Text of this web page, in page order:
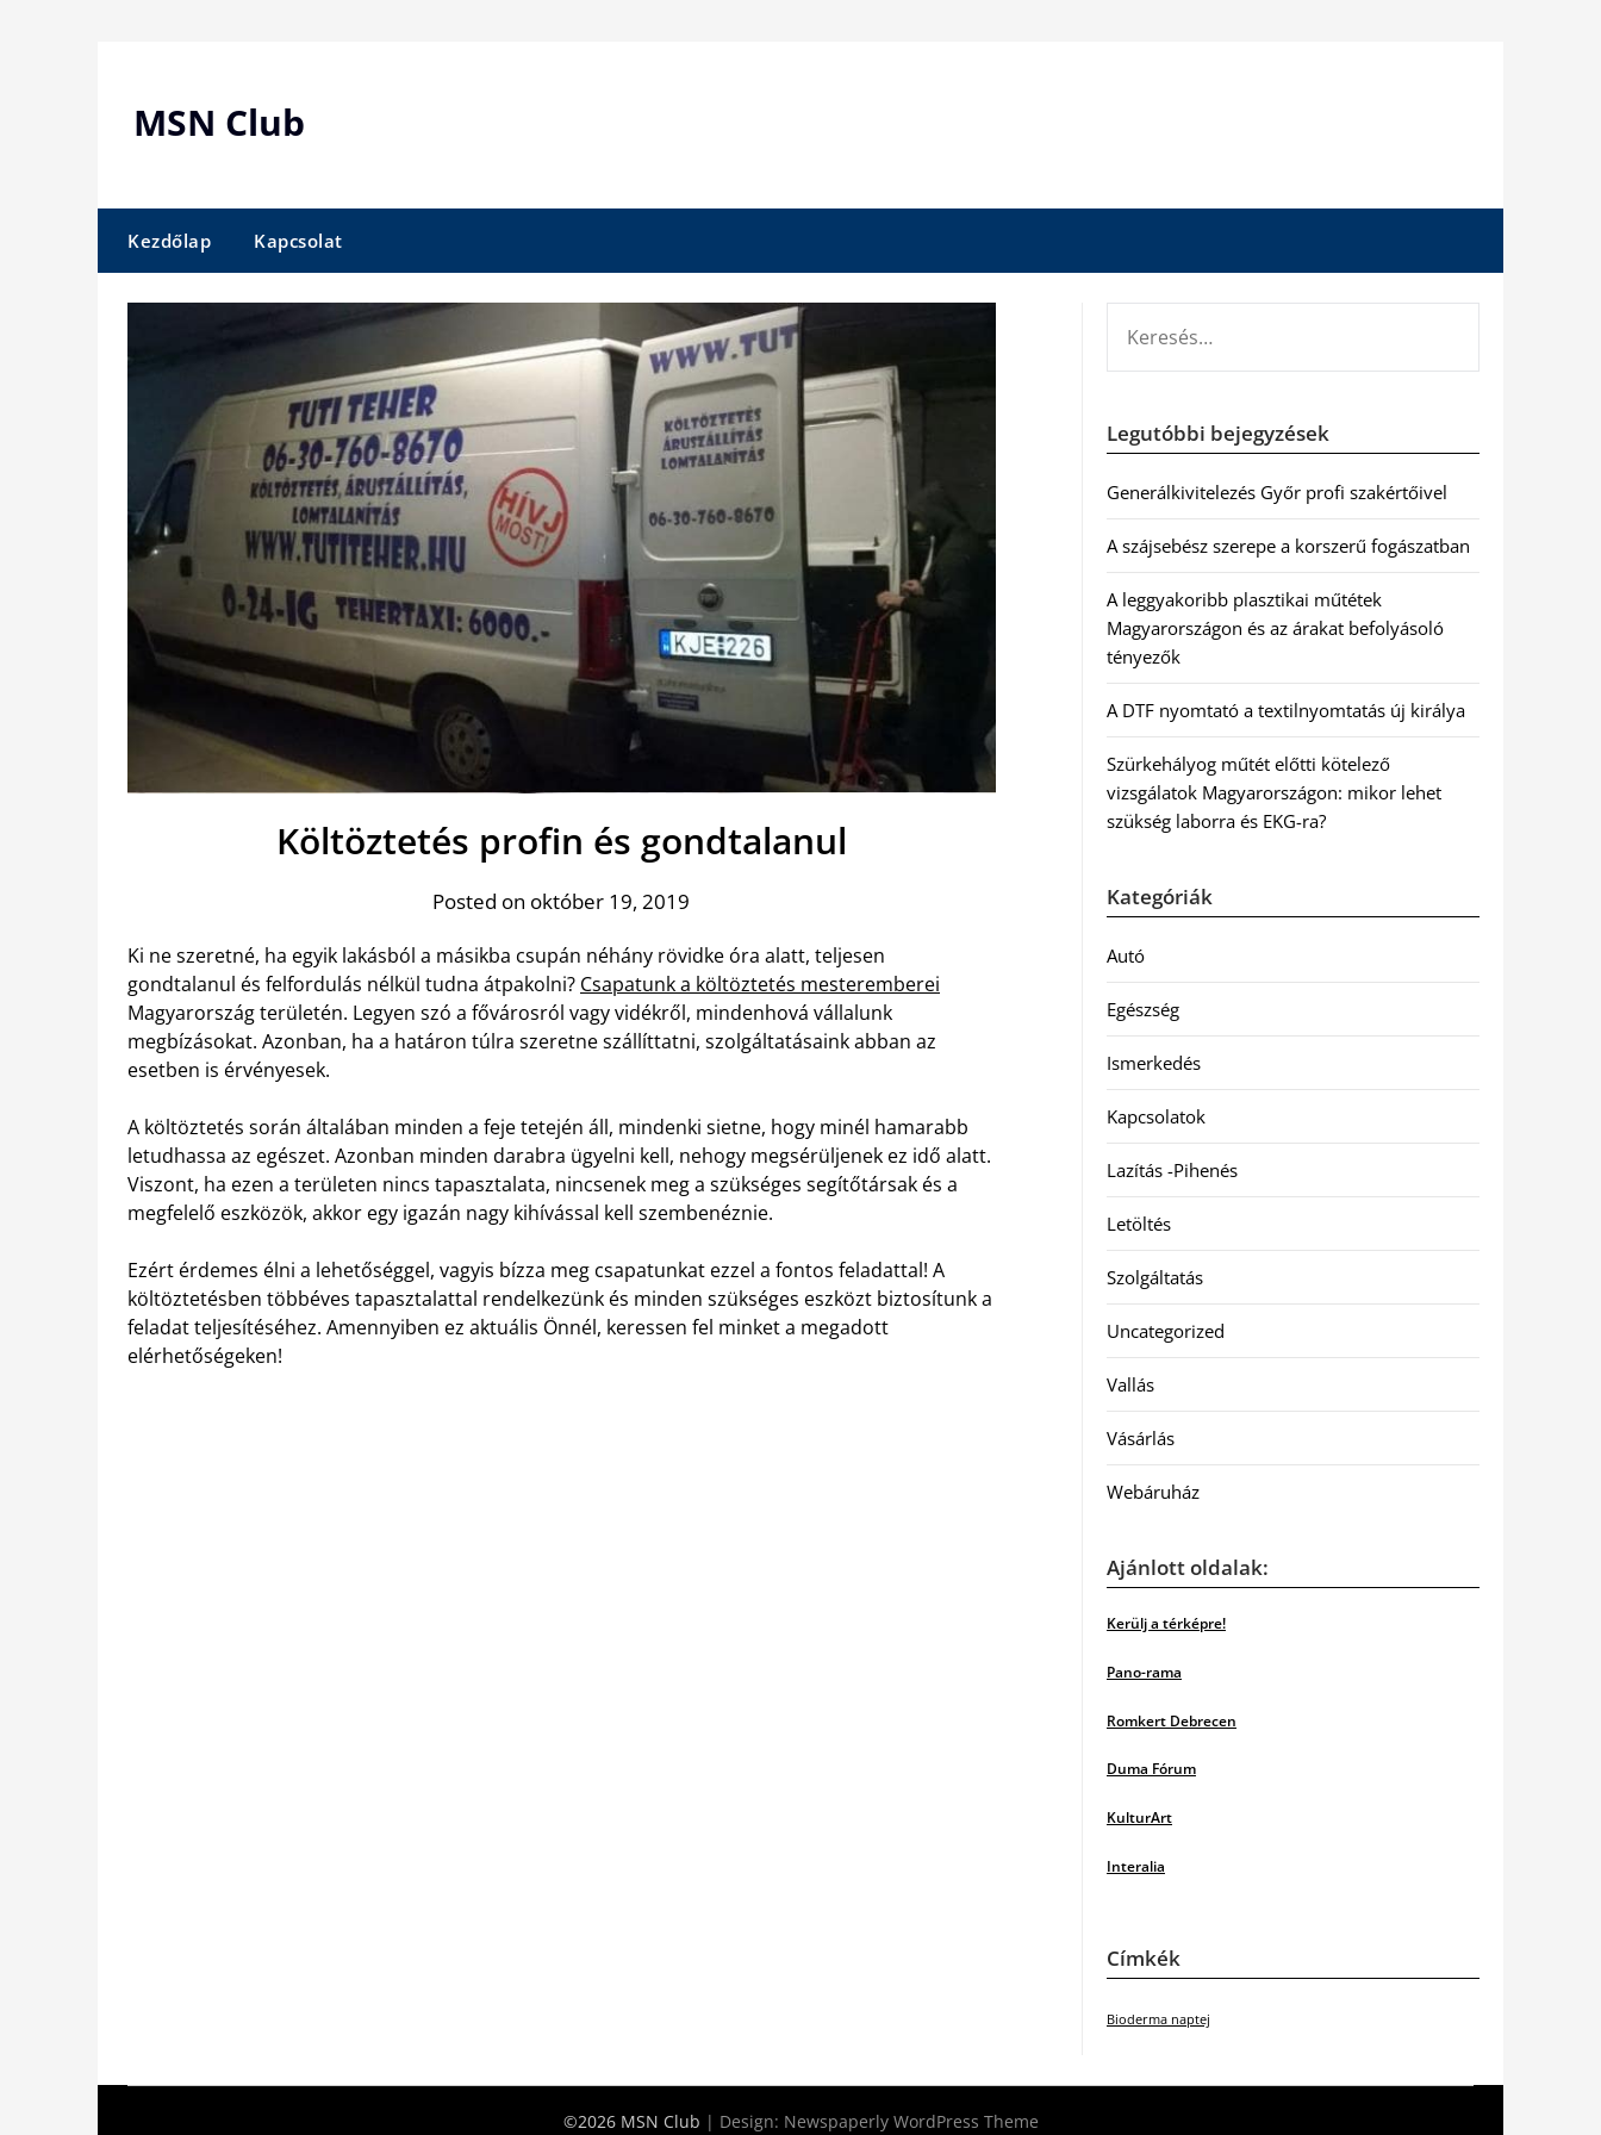
MSN Club
Kezdőlap Kapcsolat
Költöztetés profin és gondtalanul
Posted on október 19, 2019
Ki ne szeretné, ha egyik lakásból a másikba csupán néhány rövidke óra alatt, teljesen
gondtalanul és felfordulás nélkül tudna átpakolni? Csapatunk a költöztetés mesteremberei
Magyarország területén. Legyen szó a fővárosról vagy vidékről, mindenhová vállalunk
megbízásokat. Azonban, ha a határon túlra szeretne szállíttatni, szolgáltatásaink abban az
esetben is érvényesek.
A költöztetés során általában minden a feje tetején áll, mindenki sietne, hogy minél hamarabb
letudhassa az egészet. Azonban minden darabra ügyelni kell, nehogy megsérüljenek ez idő alatt.
Viszont, ha ezen a területen nincs tapasztalata, nincsenek meg a szükséges segítőtársak és a
megfelelő eszközök, akkor egy igazán nagy kihívással kell szembenéznie.
Ezért érdemes élni a lehetőséggel, vagyis bízza meg csapatunkat ezzel a fontos feladattal! A
költöztetésben többéves tapasztalattal rendelkezünk és minden szükséges eszközt biztosítunk a
feladat teljesítéséhez. Amennyiben ez aktuális Önnél, keressen fel minket a megadott
elérhetőségeken!
Legutóbbi bejegyzések
Generálkivitelezés Győr profi szakértőivel
A szájsebész szerepe a korszerű fogászatban
A leggyakoribb plasztikai műtétek
Magyarországon és az árakat befolyásoló
tényezők
A DTF nyomtató a textilnyomtatás új királya
Szürkehályog műtét előtti kötelező
vizsgálatok Magyarországon: mikor lehet
szükség laborra és EKG-ra?
Kategóriák
Autó
Egészség
Ismerkedés
Kapcsolatok
Lazítás -Pihenés
Letöltés
Szolgáltatás
Uncategorized
Vallás
Vásárlás
Webáruház
Ajánlott oldalak:
Kerülj a térképre!
Pano-rama
Romkert Debrecen
Duma Fórum
KulturArt
Interalia
Címkék
Bioderma naptej
©2026 MSN Club | Design: Newspaperly WordPress Theme